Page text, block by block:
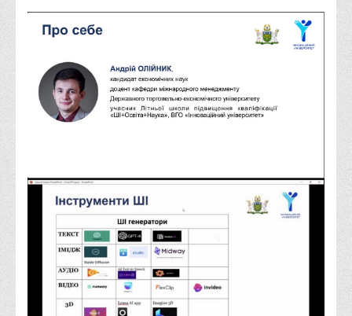
Кафедри
Товарознавства, експертизи та торговельного
підприємництва
Туризму та готельно-ресторанної справи
Інноваційної економіки та цифрових технологій
Права
Обліку та оподаткування
Фінансів